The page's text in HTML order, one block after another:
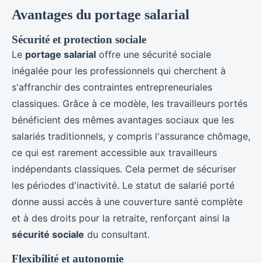
Avantages du portage salarial
Sécurité et protection sociale
Le portage salarial offre une sécurité sociale
inégalée pour les professionnels qui cherchent à
s'affranchir des contraintes entrepreneuriales
classiques. Grâce à ce modèle, les travailleurs portés
bénéficient des mêmes avantages sociaux que les
salariés traditionnels, y compris l'assurance chômage,
ce qui est rarement accessible aux travailleurs
indépendants classiques. Cela permet de sécuriser
les périodes d'inactivité. Le statut de salarié porté
donne aussi accès à une couverture santé complète
et à des droits pour la retraite, renforçant ainsi la
sécurité sociale du consultant.
Flexibilité et autonomie